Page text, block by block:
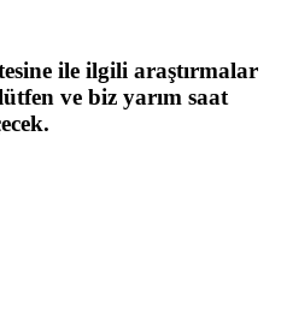
ile ilgili araştırmalar
ve biz yarım saat